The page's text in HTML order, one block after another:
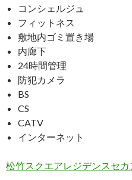
コンシェルジュ
フィットネス
敷地内ゴミ置き場
内廊下
24時間管理
防犯カメラ
BS
CS
CATV
インターネット
松竹スクエアレジデンスセ